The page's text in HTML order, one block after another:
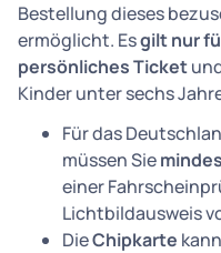
Bestellung dieses
ermöglicht. Esgilt nur
persönliches Ticket
Kinder unter sechs
Für das
müssen Sie
einer
Lichtbildausweis
DieChipkarte